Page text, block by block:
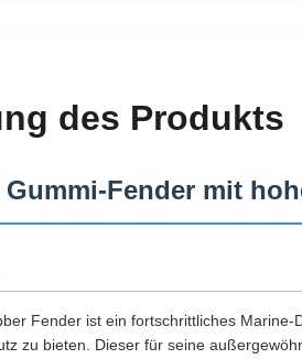
des Produkts
Fender mit
Fender ist ein fortschrittliches
zu bieten. Dieser für seine